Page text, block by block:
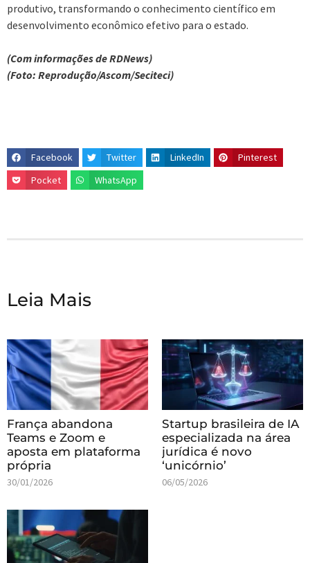
produtivo, transformando o conhecimento científico em
desenvolvimento econômico efetivo para o estado.
(Com informações de RDNews)
(Foto: Reprodução/Ascom/Seciteci)
Facebook Twitter LinkedIn
Pinterest
Pocket
WhatsApp
Leia Mais
França abandona
Teams e Zoom e
aposta em plataforma
própria
30/01/2026
Startup brasileira de IA
especializada na área
jurídica é novo
‘unicórnio’
06/05/2026